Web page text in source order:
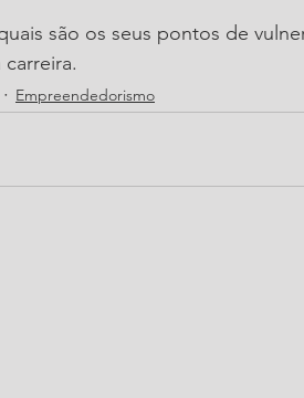
são os seus pontos de
carreira.
Empreendedorismo